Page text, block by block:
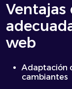
web
Adaptación
cambiantes